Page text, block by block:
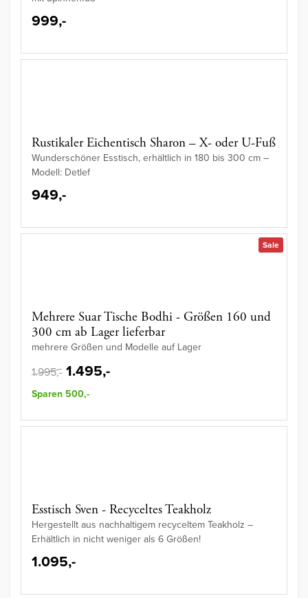
999,-
Rustikaler Eichentisch Sharon – X- oder U-Fuß
Wunderschöner Esstisch, erhältlich in 180 bis 300 cm –
Modell: Detlef
949,-
Sale
Mehrere Suar Tische Bodhi - Größen 160 und
300 cm ab Lager lieferbar
mehrere Größen und Modelle auf Lager
1.995,- 1.495,-
Sparen 500,-
Esstisch Sven - Recyceltes Teakholz
Hergestellt aus nachhaltigem recyceltem Teakholz –
Erhältlich in nicht weniger als 6 Größen!
1.095,-